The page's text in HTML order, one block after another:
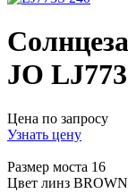
JO
Цена по запросу
Узнать цену
Размер моста 16
Цвет линз BROWN